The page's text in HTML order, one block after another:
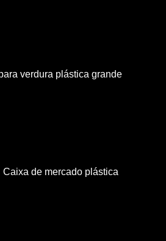
verdura plástica grande
caixa de mercado plástica